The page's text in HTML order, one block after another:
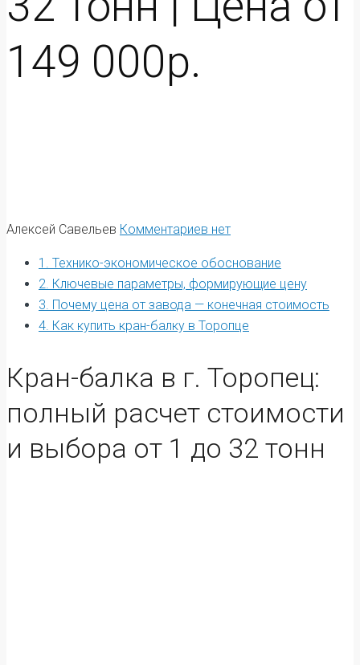
149 000р.
Алексей Савельев Комментариев нет
1. Технико-экономическое обоснование
2. Ключевые параметры, формирующие цену
3. Почему цена от завода — конечная стоимость
4. Как купить кран-балку в Торопце
Кран-балка в г. Торопец:
полный расчет стоимости
и выбора от 1 до 32 тонн